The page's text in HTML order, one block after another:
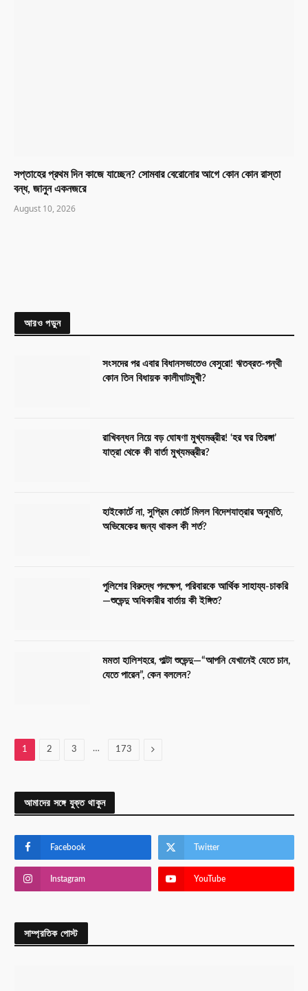
সপ্তাহের প্রথম দিন কাজে যাচ্ছেন? সোমবার বেরোনোর আগে কোন কোন রাস্তা
বন্ধ, জানুন একনজরে
August 10, 2026
আরও পড়ুন
সংসদের পর এবার বিধানসভাতেও বেসুরো! ঋতব্রত-পন্থী
কোন তিন বিধায়ক কালীঘাটমুখী?
রাখিবন্ধন নিয়ে বড় ঘোষণা মুখ্যমন্ত্রীর! ‘হর ঘর তিরঙ্গা’
যাত্রা থেকে কী বার্তা মুখ্যমন্ত্রীর?
হাইকোর্টে না, সুপ্রিম কোর্টে মিলল বিদেশযাত্রার অনুমতি,
অভিষেকের জন্য থাকল কী শর্ত?
পুলিশের বিরুদ্ধে পদক্ষেপ, পরিবারকে আর্থিক সাহায্য-চাকরি
—শুভেন্দু অধিকারীর বার্তায় কী ইঙ্গিত?
মমতা হালিশহরে, পাল্টা শুভেন্দু—“আপনি যেখানেই যেতে চান,
যেতে পারেন”, কেন বললেন?
1 2 3 … 173 Next
আমাদের সঙ্গে যুক্ত থাকুন
Facebook Twitter
Instagram YouTube
সাম্প্রতিক পোস্ট